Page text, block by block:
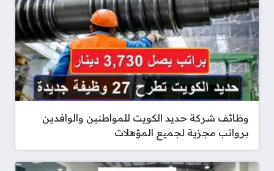
وظائف شركة حديد الكويت للمواطنين والوافدين
برواتب مجزية لجميع المؤهلات